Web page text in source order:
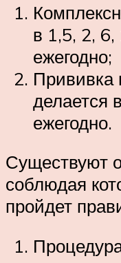
в 1,5, 2,
ежегодно;
Прививка
делается
ежегодно.
Существуют
соблюдая
пройдет